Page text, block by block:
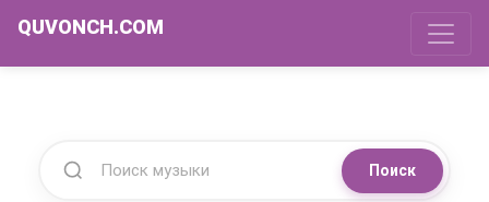
QUVONCH.COM
Поиск